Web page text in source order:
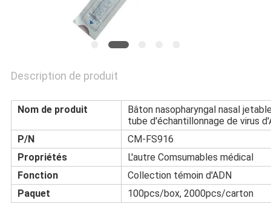
Description de produit
Nom de produit
Bâton nasopharyngal nasal
tube d'échantillonnage de virus
P/N
CM-FS916
Propriétés
L'autre Comsumables médical
Fonction
Collection témoin d'ADN
Paquet
100pcs/box, 2000pcs/carton